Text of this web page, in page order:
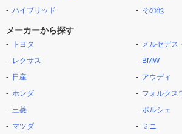
ハイブリッド
その他
メーカーから探す
トヨタ
レクサス
日産
ホンダ
三菱
マツダ
メルセデス
BMW
アウディ
フォルクス
ポルシェ
ミニ